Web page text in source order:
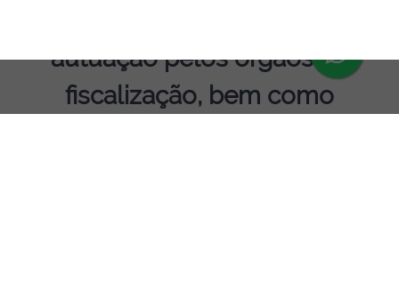
autuação pelos órgãos de
fiscalização, bem como